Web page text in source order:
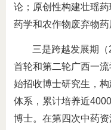
论；原创性构建壮瑶
药学和农作物废弃物药
三是跨越发展期
首轮和第二轮广西一
始招收博士研究生，构
体系，累计培养近
博士。在第四次中药